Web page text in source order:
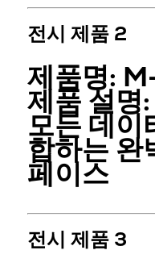
전시 제품 2
제품명:
제품 설명:
모든 데이
합하는 완
페이스
전시 제품 3